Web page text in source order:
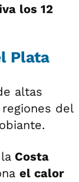
los 12
Plata
altas
del
Costa
el calor